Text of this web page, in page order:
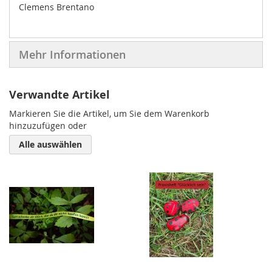
Clemens Brentano
Mehr Informationen
Verwandte Artikel
Markieren Sie die Artikel, um Sie dem Warenkorb
hinzuzufügen oder
Alle auswählen